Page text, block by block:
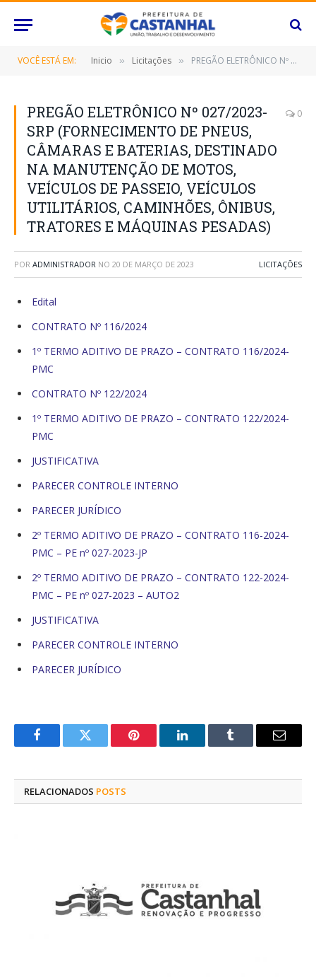
VOCÊ ESTÁ EM: Inicio » Licitações » PREGÃO ELETRÔNICO Nº 027/2023-SRP (FORNECIMENTO DE PNEUS, CÂMARAS E BATERIAS, DESTINADO NA MANUTENÇÃO DE MOTOS, VEÍCULOS DE PASSEIO, VEÍCULOS UTILITÁRIOS, CAMINHÕES, ÔNIBUS, TRATORES E MÁQUINAS PESADAS)
PREGÃO ELETRÔNICO Nº 027/2023-
SRP (FORNECIMENTO DE PNEUS,
CÂMARAS E BATERIAS, DESTINADO
NA MANUTENÇÃO DE MOTOS,
VEÍCULOS DE PASSEIO, VEÍCULOS
UTILITÁRIOS, CAMINHÕES, ÔNIBUS,
TRATORES E MÁQUINAS PESADAS)
0
POR ADMINISTRADOR NO 20 DE MARÇO DE 2023 LICITAÇÕES
Edital
CONTRATO Nº 116/2024
1º TERMO ADITIVO DE PRAZO – CONTRATO 116/2024-
PMC
CONTRATO Nº 122/2024
1º TERMO ADITIVO DE PRAZO – CONTRATO 122/2024-
PMC
JUSTIFICATIVA
PARECER CONTROLE INTERNO
PARECER JURÍDICO
2º TERMO ADITIVO DE PRAZO – CONTRATO 116-2024-
PMC – PE nº 027-2023-JP
2º TERMO ADITIVO DE PRAZO – CONTRATO 122-2024-
PMC – PE nº 027-2023 – AUTO2
JUSTIFICATIVA
PARECER CONTROLE INTERNO
PARECER JURÍDICO
FacebookTwitter Pinterest O
Tumblr
E-
RELACIONADOS POSTS